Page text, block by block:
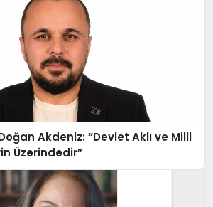
Akdeniz: “Devlet Aklı ve Milli
Üzerindedir”